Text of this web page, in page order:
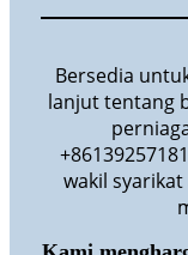
Bersedia
lanjut tentang
wakil